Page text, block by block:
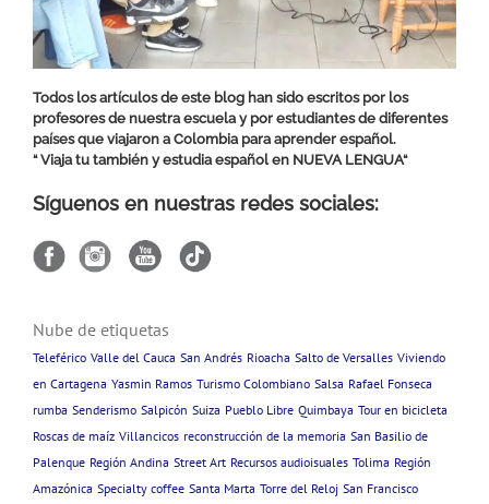
Todos los artículos de este blog han sido escritos por los
profesores de nuestra escuela y por estudiantes de diferentes
países que viajaron a Colombia para aprender español.
“ Viaja tu también y estudia español en NUEVA LENGUA“
Síguenos en nuestras redes sociales:
Nube de etiquetas
Teleférico Valle del Cauca San Andrés Rioacha Salto de Versalles Viviendo
en Cartagena Yasmin Ramos Turismo Colombiano Salsa Rafael Fonseca
rumba Senderismo Salpicón Suiza Pueblo Libre Quimbaya Tour en bicicleta
Roscas de maíz Villancicos reconstrucción de la memoria San Basilio de
Palenque Región Andina Street Art Recursos audioisuales Tolima Región
Amazónica Specialty coffee Santa Marta Torre del Reloj San Francisco